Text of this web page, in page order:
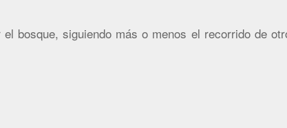
bosque, siguiendo más o menos el recorrido de